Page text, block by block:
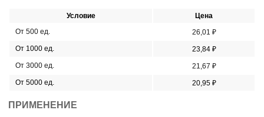
Условие
Цена
От 500 ед.
26,01 ₽
От 1000 ед.
23,84 ₽
От 3000 ед.
21,67 ₽
От 5000 ед.
20,95 ₽
ПРИМЕНЕНИЕ